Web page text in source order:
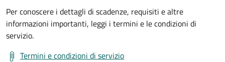
Per conoscere i dettagli di scadenze, requisiti e altre
informazioni importanti, leggi i termini e le condizioni di
servizio.
Termini e condizioni di servizio